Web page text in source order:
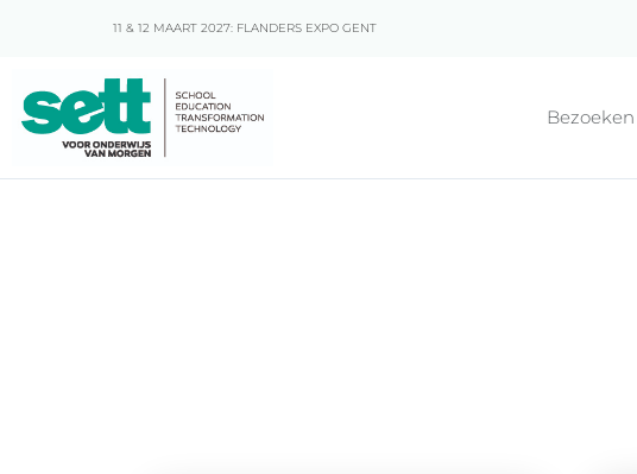
11 & 12 MAART 2027: FLANDERS EXPO GENT
Bezoeken